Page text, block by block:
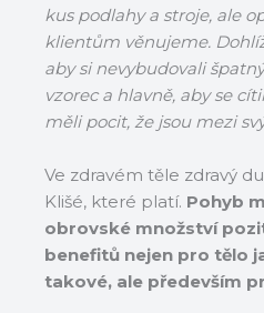
kus podlahy a stroje, ale
klientům věnujeme.
aby si nevybudovali
vzorec a hlavně, aby se
měli pocit, že jsou mezi
Ve zdravém těle zdravý
Klišé, které platí. Pohyb
obrovské množství
benefitů nejen pro tělo
takové, ale především